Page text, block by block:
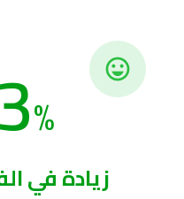
%
زيادة في